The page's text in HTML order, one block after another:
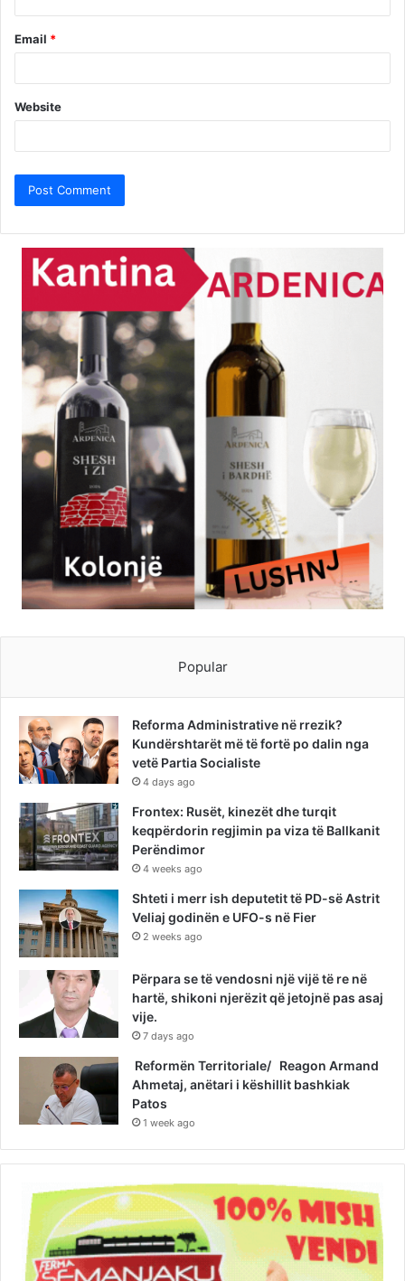
Email *
Website
Popular
Reforma Administrative në rrezik?
Kundërshtarët më të fortë po dalin nga
vetë Partia Socialiste
4 days ago
Frontex: Rusët, kinezët dhe turqit
keqpërdorin regjimin pa viza të Ballkanit
Perëndimor
4 weeks ago
Shteti i merr ish deputetit të PD-së Astrit
Veliaj godinën e UFO-s në Fier
2 weeks ago
Përpara se të vendosni një vijë të re në
hartë, shikoni njerëzit që jetojnë pas asaj
vije.
7 days ago
Reformën Territoriale/ Reagon Armand
Ahmetaj, anëtari i këshillit bashkiak
Patos
1 week ago